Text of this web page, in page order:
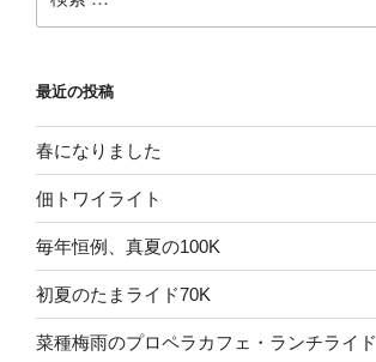
索:
最近の投稿
春になりました
佃トワイライト
毎年恒例、真夏の100K
初夏のたまライド70K
菜種梅雨のプロペラカフェ・ランチライド